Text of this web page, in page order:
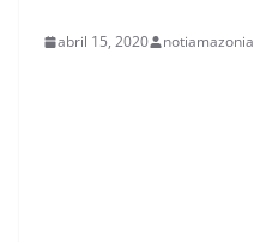
abril 15, 2020 notiamazonia